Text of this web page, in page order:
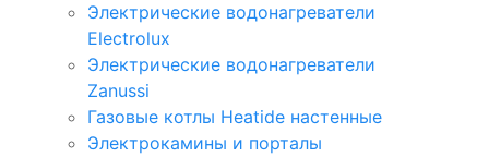
Электрические водонагреватели
Electrolux
Электрические водонагреватели
Zanussi
Газовые котлы Heatide настенные
Электрокамины и порталы